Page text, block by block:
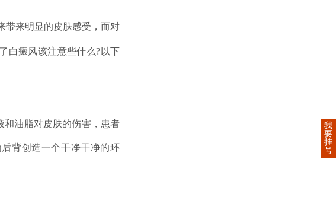
来明显的皮肤感受，而对
白癜风该注意些什么?以下
油脂对皮肤的伤害，患者
背创造一个干净干净的环
我
要
挂
号